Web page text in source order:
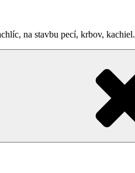
na stavbu pecí, krbov, kachiel.